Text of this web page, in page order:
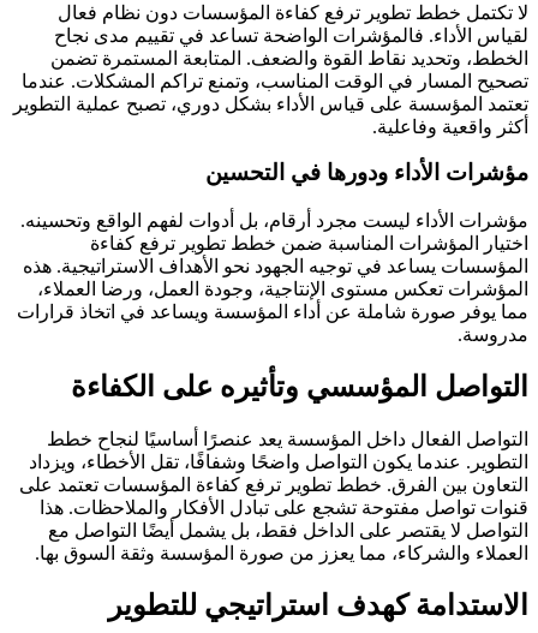
لا تكتمل خطط تطوير ترفع كفاءة المؤسسات دون نظام فعال
لقياس الأداء. فالمؤشرات الواضحة تساعد في تقييم مدى نجاح
الخطط، وتحديد نقاط القوة والضعف. المتابعة المستمرة تضمن
تصحيح المسار في الوقت المناسب، وتمنع تراكم المشكلات. عندما
تعتمد المؤسسة على قياس الأداء بشكل دوري، تصبح عملية التطوير
أكثر واقعية وفاعلية.
مؤشرات الأداء ودورها في التحسين
مؤشرات الأداء ليست مجرد أرقام، بل أدوات لفهم الواقع وتحسينه.
اختيار المؤشرات المناسبة ضمن خطط تطوير ترفع كفاءة
المؤسسات يساعد في توجيه الجهود نحو الأهداف الاستراتيجية. هذه
المؤشرات تعكس مستوى الإنتاجية، وجودة العمل، ورضا العملاء،
مما يوفر صورة شاملة عن أداء المؤسسة ويساعد في اتخاذ قرارات
مدروسة.
التواصل المؤسسي وتأثيره على الكفاءة
التواصل الفعال داخل المؤسسة يعد عنصرًا أساسيًا لنجاح خطط
التطوير. عندما يكون التواصل واضحًا وشفافًا، تقل الأخطاء، ويزداد
التعاون بين الفرق. خطط تطوير ترفع كفاءة المؤسسات تعتمد على
قنوات تواصل مفتوحة تشجع على تبادل الأفكار والملاحظات. هذا
التواصل لا يقتصر على الداخل فقط، بل يشمل أيضًا التواصل مع
العملاء والشركاء، مما يعزز من صورة المؤسسة وثقة السوق بها.
الاستدامة كهدف استراتيجي للتطوير